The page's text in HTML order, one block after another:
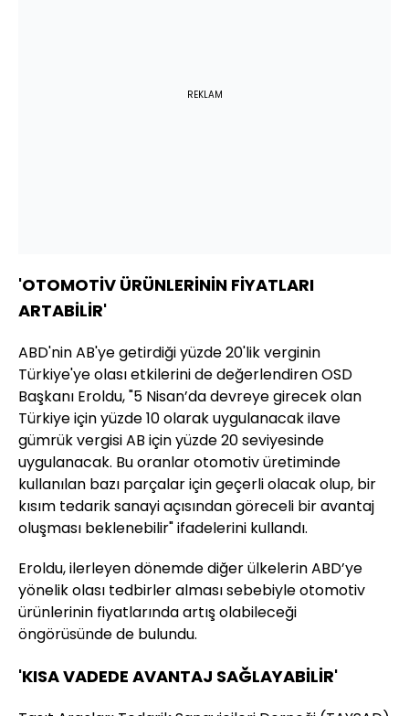
REKLAM
'OTOMOTİV ÜRÜNLERİNİN FİYATLARI
ARTABİLİR'
ABD'nin AB'ye getirdiği yüzde 20'lik verginin
Türkiye'ye olası etkilerini de değerlendiren OSD
Başkanı Eroldu, "5 Nisan’da devreye girecek olan
Türkiye için yüzde 10 olarak uygulanacak ilave
gümrük vergisi AB için yüzde 20 seviyesinde
uygulanacak. Bu oranlar otomotiv üretiminde
kullanılan bazı parçalar için geçerli olacak olup, bir
kısım tedarik sanayi açısından göreceli bir avantaj
oluşması beklenebilir" ifadelerini kullandı.
Eroldu, ilerleyen dönemde diğer ülkelerin ABD’ye
yönelik olası tedbirler alması sebebiyle otomotiv
ürünlerinin fiyatlarında artış olabileceği
öngörüsünde de bulundu.
'KISA VADEDE AVANTAJ SAĞLAYABİLİR'